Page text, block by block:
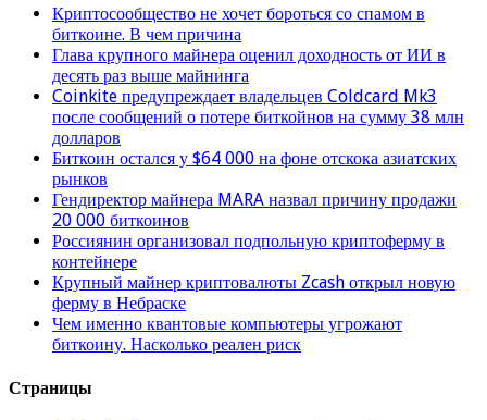
Криптосообщество не хочет бороться со спамом в
биткоине. В чем причина
Глава крупного майнера оценил доходность от ИИ в
десять раз выше майнинга
Coinkite предупреждает владельцев Coldcard Mk3
после сообщений о потере биткойнов на сумму 38 млн
долларов
Биткоин остался у $64 000 на фоне отскока азиатских
рынков
Гендиректор майнера MARA назвал причину продажи
20 000 биткоинов
Россиянин организовал подпольную криптоферму в
контейнере
Крупный майнер криптовалюты Zcash открыл новую
ферму в Небраске
Чем именно квантовые компьютеры угрожают
биткоину. Насколько реален риск
Страницы